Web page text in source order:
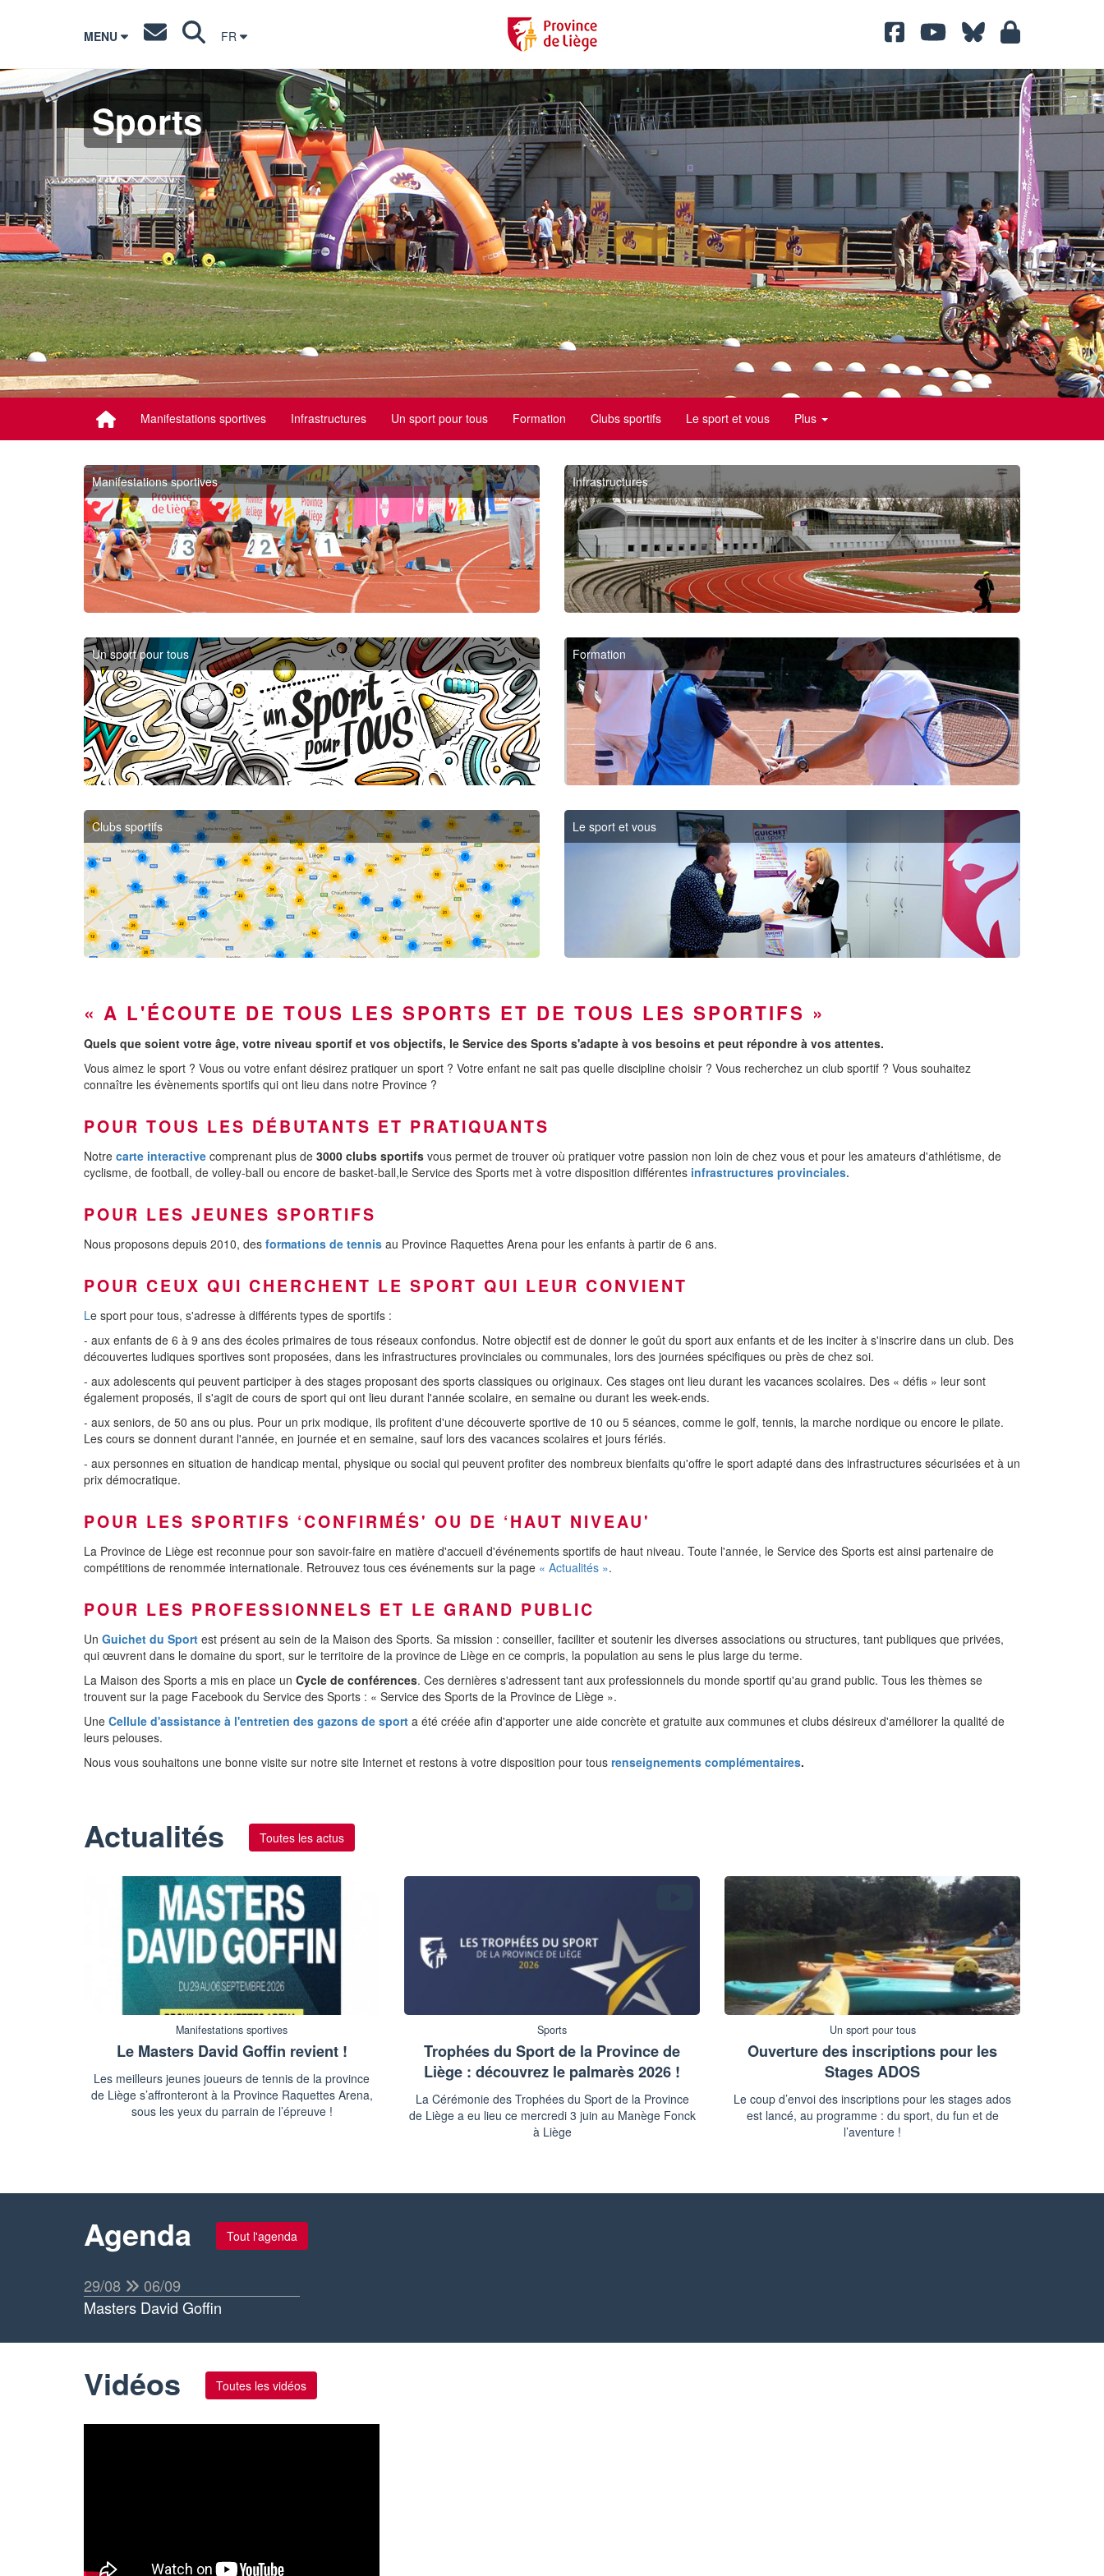
MENU FR
Sports
Manifestations sportives Infrastructures Un sport pour tous Formation Clubs sportifs Le sport et vous Plus
Manifestations sportives Infrastructures
Un sport pour tous Formation
Clubs sportifs Le sport et vous
« A L'ÉCOUTE DE TOUS LES SPORTS ET DE TOUS LES SPORTIFS »
Quels que soient votre âge, votre niveau sportif et vos objectifs, le Service des Sports s'adapte à vos besoins et peut répondre à vos attentes.
Vous aimez le sport ? Vous ou votre enfant désirez pratiquer un sport ? Votre enfant ne sait pas quelle discipline choisir ? Vous recherchez un club sportif ? Vous souhaitez
connaître les évènements sportifs qui ont lieu dans notre Province ?
POUR TOUS LES DÉBUTANTS ET PRATIQUANTS
Notre carte interactive comprenant plus de 3000 clubs sportifs vous permet de trouver où pratiquer votre passion non loin de chez vous et pour les amateurs d'athlétisme, de
cyclisme, de football, de volley-ball ou encore de basket-ball,le Service des Sports met à votre disposition différentes infrastructures provinciales.
POUR LES JEUNES SPORTIFS
Nous proposons depuis 2010, des formations de tennis au Province Raquettes Arena pour les enfants à partir de 6 ans.
POUR CEUX QUI CHERCHENT LE SPORT QUI LEUR CONVIENT
Le sport pour tous, s'adresse à différents types de sportifs :
- aux enfants de 6 à 9 ans des écoles primaires de tous réseaux confondus. Notre objectif est de donner le goût du sport aux enfants et de les inciter à s'inscrire dans un club. Des
découvertes ludiques sportives sont proposées, dans les infrastructures provinciales ou communales, lors des journées spécifiques ou près de chez soi.
- aux adolescents qui peuvent participer à des stages proposant des sports classiques ou originaux. Ces stages ont lieu durant les vacances scolaires. Des « défis » leur sont
également proposés, il s'agit de cours de sport qui ont lieu durant l'année scolaire, en semaine ou durant les week-ends.
- aux seniors, de 50 ans ou plus. Pour un prix modique, ils profitent d'une découverte sportive de 10 ou 5 séances, comme le golf, tennis, la marche nordique ou encore le pilate.
Les cours se donnent durant l'année, en journée et en semaine, sauf lors des vacances scolaires et jours fériés.
- aux personnes en situation de handicap mental, physique ou social qui peuvent profiter des nombreux bienfaits qu'offre le sport adapté dans des infrastructures sécurisées et à un
prix démocratique.
POUR LES SPORTIFS ‘CONFIRMÉS' OU DE ‘HAUT NIVEAU'
La Province de Liège est reconnue pour son savoir-faire en matière d'accueil d'événements sportifs de haut niveau. Toute l'année, le Service des Sports est ainsi partenaire de
compétitions de renommée internationale. Retrouvez tous ces événements sur la page « Actualités ».
POUR LES PROFESSIONNELS ET LE GRAND PUBLIC
Un Guichet du Sport est présent au sein de la Maison des Sports. Sa mission : conseiller, faciliter et soutenir les diverses associations ou structures, tant publiques que privées,
qui œuvrent dans le domaine du sport, sur le territoire de la province de Liège en ce compris, la population au sens le plus large du terme.
La Maison des Sports a mis en place un Cycle de conférences. Ces dernières s'adressent tant aux professionnels du monde sportif qu'au grand public. Tous les thèmes se
trouvent sur la page Facebook du Service des Sports : « Service des Sports de la Province de Liège ».
Une Cellule d'assistance à l'entretien des gazons de sport a été créée afin d'apporter une aide concrète et gratuite aux communes et clubs désireux d'améliorer la qualité de
leurs pelouses.
Nous vous souhaitons une bonne visite sur notre site Internet et restons à votre disposition pour tous renseignements complémentaires.
Actualités Toutes les actus
Manifestations sportives
Le Masters David Goffin revient !
Les meilleurs jeunes joueurs de tennis de la province
de Liège s’affronteront à la Province Raquettes Arena,
sous les yeux du parrain de l’épreuve !
Sports
Trophées du Sport de la Province de
Liège : découvrez le palmarès 2026 !
La Cérémonie des Trophées du Sport de la Province
de Liège a eu lieu ce mercredi 3 juin au Manège Fonck
à Liège
Un sport pour tous
Ouverture des inscriptions pour les
Stages ADOS
Le coup d’envoi des inscriptions pour les stages ados
est lancé, au programme : du sport, du fun et de
l’aventure !
Agenda Tout l'agenda
29/08
06/09
Masters David Goffin
Vidéos Toutes les vidéos